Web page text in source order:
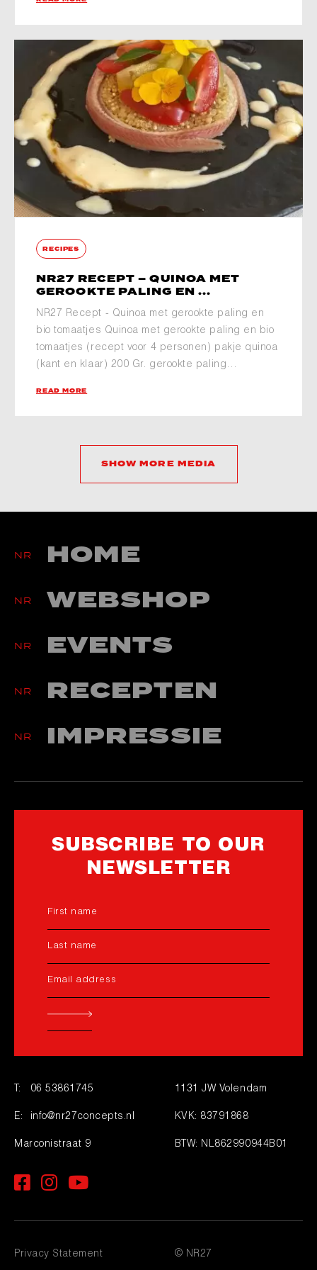
RECIPES
NR27 RECEPT – QUINOA MET
GEROOKTE PALING EN ...
NR27 Recept - Quinoa met gerookte paling en
bio tomaatjes Quinoa met gerookte paling en bio
tomaatjes (recept voor 4 personen) pakje quinoa
(kant en klaar) 200 Gr. gerookte paling…
READ MORE
SHOW MORE MEDIA
NR HOME
NR WEBSHOP
NR EVENTS
NR RECEPTEN
NR IMPRESSIE
SUBSCRIBE TO OUR
NEWSLETTER
T: 06 53861745
E: info@nr27concepts.nl
Marconistraat 9
1131 JW Volendam
KVK: 83791868
BTW: NL862990944B01
Privacy Statement © NR27